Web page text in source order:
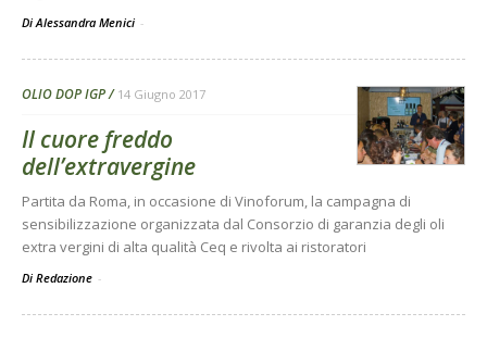
Di Alessandra Menici -
OLIO DOP IGP 14 Giugno 2017
Il cuore freddo
dell’extravergine
Partita da Roma, in occasione di Vinoforum, la campagna di
sensibilizzazione organizzata dal Consorzio di garanzia degli oli
extra vergini di alta qualità Ceq e rivolta ai ristoratori
Di Redazione -